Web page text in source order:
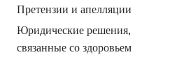
Претензии и апелляции
Юридические решения,
связанные со здоровьем